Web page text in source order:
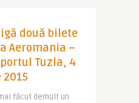
două bilete
Aeromania –
Tuzla, 4
făcut demult un